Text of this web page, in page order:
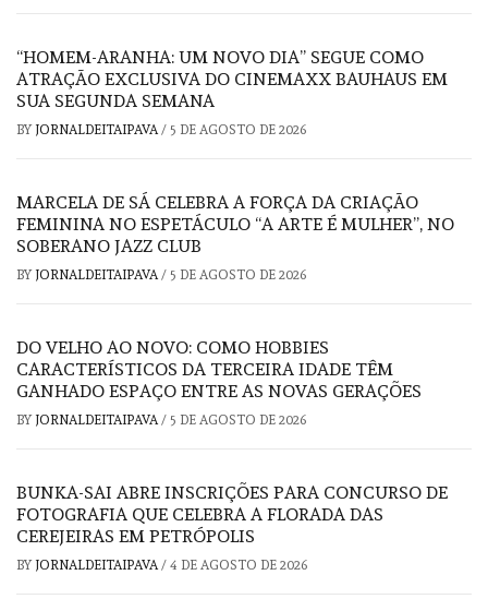
“HOMEM-ARANHA: UM NOVO DIA” SEGUE COMO
ATRAÇÃO EXCLUSIVA DO CINEMAXX BAUHAUS EM
SUA SEGUNDA SEMANA
BY JORNALDEITAIPAVA/ 5 DE AGOSTO DE 2026
MARCELA DE SÁ CELEBRA A FORÇA DA CRIAÇÃO
FEMININA NO ESPETÁCULO “A ARTE É MULHER”, NO
SOBERANO JAZZ CLUB
BY JORNALDEITAIPAVA/ 5 DE AGOSTO DE 2026
DO VELHO AO NOVO: COMO HOBBIES
CARACTERÍSTICOS DA TERCEIRA IDADE TÊM
GANHADO ESPAÇO ENTRE AS NOVAS GERAÇÕES
BY JORNALDEITAIPAVA/ 5 DE AGOSTO DE 2026
BUNKA-SAI ABRE INSCRIÇÕES PARA CONCURSO DE
FOTOGRAFIA QUE CELEBRA A FLORADA DAS
CEREJEIRAS EM PETRÓPOLIS
BY JORNALDEITAIPAVA/ 4 DE AGOSTO DE 2026